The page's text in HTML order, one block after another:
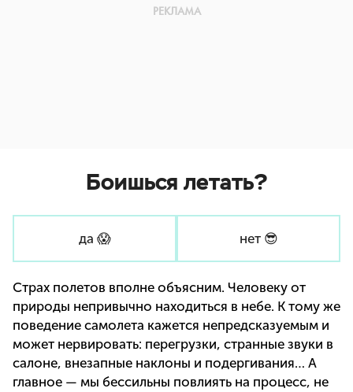
Боишься летать?
да 😱 нет 😎
Страх полетов вполне объясним. Человеку от
природы непривычно находиться в небе. К тому же
поведение самолета кажется непредсказуемым и
может нервировать: перегрузки, странные звуки в
салоне, внезапные наклоны и подергивания… А
главное — мы бессильны повлиять на процесс, не